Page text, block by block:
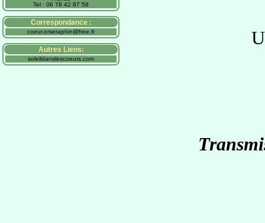
Tel : 06 78 42 87 58
Correspondance :
coeur.orseraphin@free.fr
Autres Liens:
soleildanslescoeurs.com